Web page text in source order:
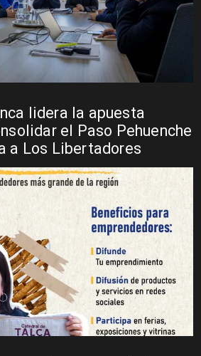
lidera la apuesta
el Paso Pehuenche
a Los Libertadores